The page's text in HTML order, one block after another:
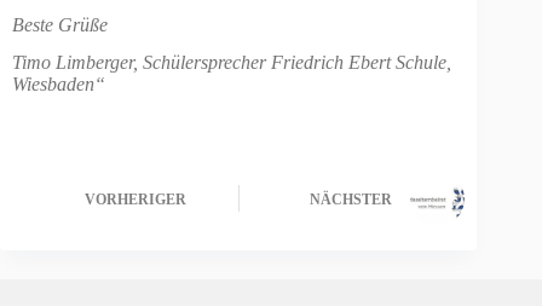
Beste Grüße
Timo Limberger, Schülersprecher Friedrich Ebert Schule,
Wiesbaden“
VORHERIGER NÄCHSTER